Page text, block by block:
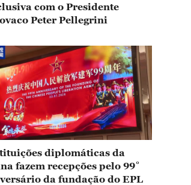
com o Presidente
Peter Pellegrini
diplomáticas da
fazem recepções pelo 99˚
da fundação do EPL